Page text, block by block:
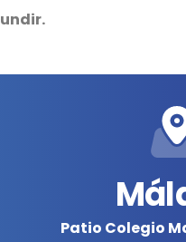
Patio Colegio